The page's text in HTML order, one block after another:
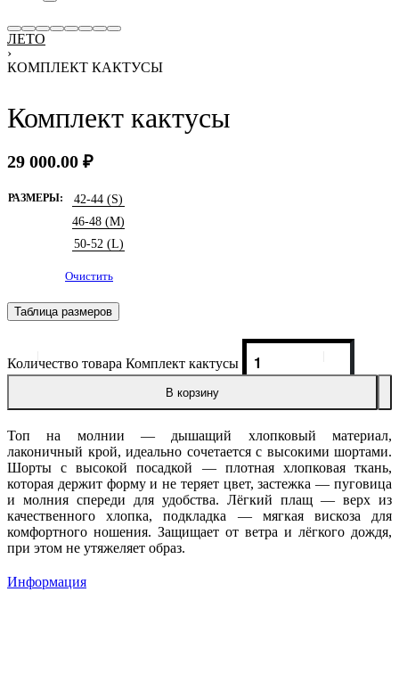
ЛЕТО
›
КОМПЛЕКТ КАКТУСЫ
Комплект кактусы
29 000.00 ₽
РАЗМЕРЫ:
42-44 (S)
46-48 (M)
50-52 (L)
Очистить
Таблица размеров
Количество товара Комплект кактусы
В корзину
Топ на молнии — дышащий хлопковый материал,
лаконичный крой, идеально сочетается с высокими шортами.
Шорты с высокой посадкой — плотная хлопковая ткань,
которая держит форму и не теряет цвет, застежка — пуговица
и молния спереди для удобства. Лёгкий плащ — верх из
качественного хлопка, подкладка — мягкая вискоза для
комфортного ношения. Защищает от ветра и лёгкого дождя,
при этом не утяжеляет образ.
Информация